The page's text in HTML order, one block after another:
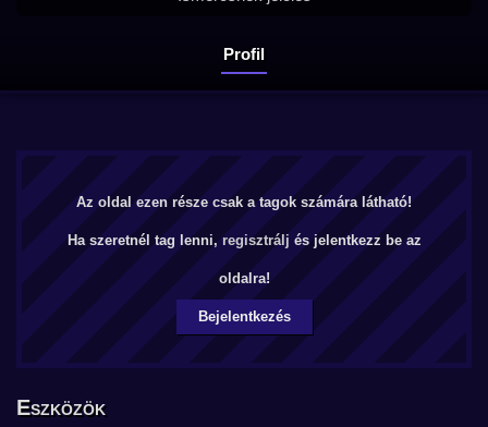
Profil
Az oldal ezen része csak a tagok számára látható!
Ha szeretnél tag lenni, regisztrálj és jelentkezz be az
oldalra!
Bejelentkezés
Eszközök